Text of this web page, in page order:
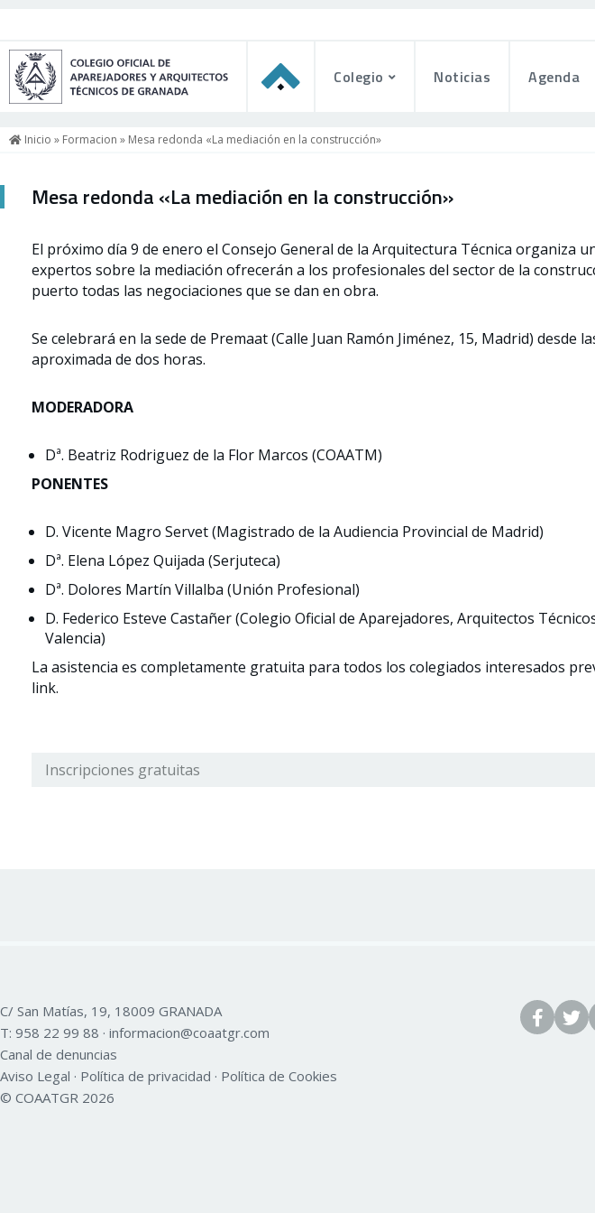
Colegio Noticias Agenda
Inicio » Formacion » Mesa redonda «La mediación en la construcción»
Mesa redonda «La mediación en la construcción»
El próximo día 9 de enero el Consejo General de la Arquitectura Técnica organiza
expertos sobre la mediación ofrecerán a los profesionales del sector de la
puerto todas las negociaciones que se dan en obra.
Se celebrará en la sede de Premaat (Calle Juan Ramón Jiménez, 15, Madrid) desde
aproximada de dos horas.
MODERADORA
Dª. Beatriz Rodriguez de la Flor Marcos (COAATM)
PONENTES
D. Vicente Magro Servet (Magistrado de la Audiencia Provincial de Madrid)
Dª. Elena López Quijada (Serjuteca)
Dª. Dolores Martín Villalba (Unión Profesional)
D. Federico Esteve Castañer (Colegio Oficial de Aparejadores, Arquitectos
Valencia)
La asistencia es completamente gratuita para todos los colegiados interesados
link.
Inscripciones gratuitas
C/ San Matías, 19, 18009 GRANADA
T: 958 22 99 88 · informacion@coaatgr.com
Canal de denuncias
Aviso Legal · Política de privacidad · Política de Cookies
© COAATGR 2026